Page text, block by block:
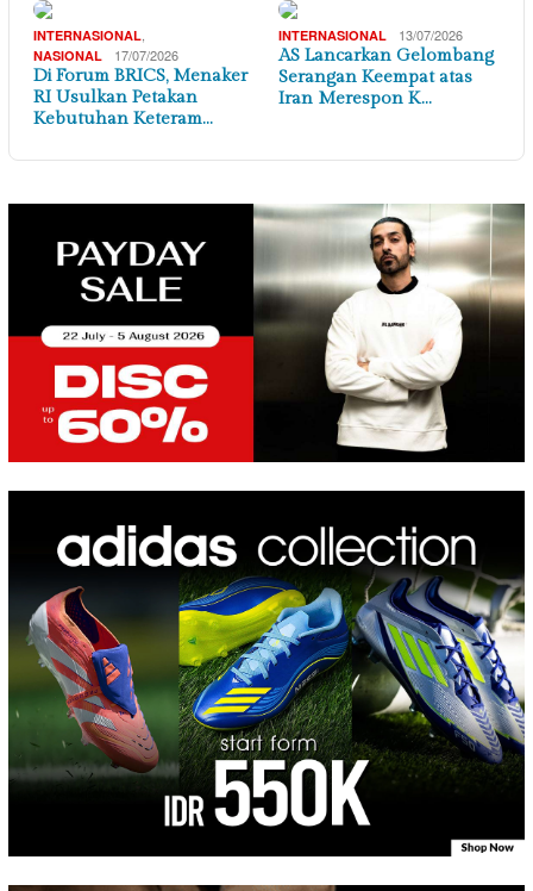
INTERNASIONAL
NASIONAL 17/07/2026
Di Forum BRICS, Menaker
RI Usulkan Petakan
Kebutuhan Keteram…
INTERNASIONAL 13/07/2026
AS Lancarkan Gelombang
Serangan Keempat atas
Iran Merespon K…